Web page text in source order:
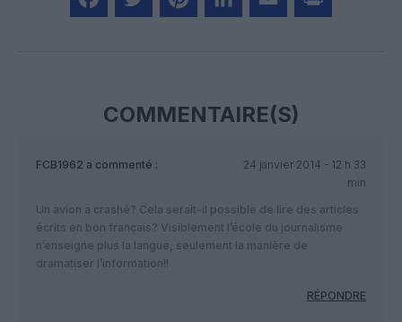
COMMENTAIRE(S)
FCB1962 a commenté :
24 janvier 2014 - 12 h 33
min
Un avion a crashé? Cela serait-il possible de lire des articles
écrits en bon français? Visiblement l’école du journalisme
n’enseigne plus la langue, seulement la manière de
dramatiser l’information!!
RÉPONDRE